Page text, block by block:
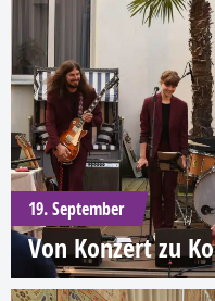
19. September
Von Konzert zu